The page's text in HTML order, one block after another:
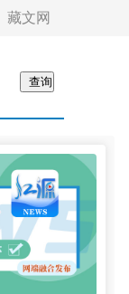
藏文网